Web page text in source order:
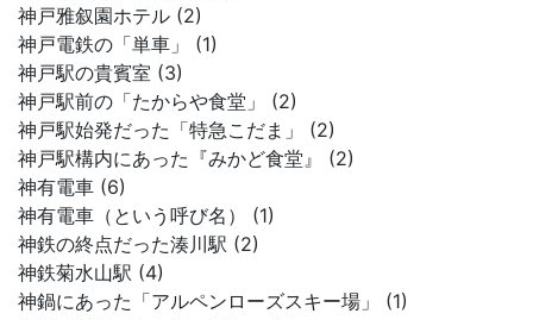
神戸雅叙園ホテル (2)
神戸電鉄の「単車」 (1)
神戸駅の貴賓室 (3)
神戸駅前の「たからや食堂」 (2)
神戸駅始発だった「特急こだま」 (2)
神戸駅構内にあった『みかど食堂』 (2)
神有電車 (6)
神有電車（という呼び名） (1)
神鉄の終点だった湊川駅 (2)
神鉄菊水山駅 (4)
神鍋にあった「アルペンローズスキー場」 (1)